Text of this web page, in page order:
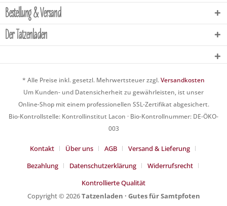
Bestellung & Versand
Der Tatzenladen
* Alle Preise inkl. gesetzl. Mehrwertsteuer zzgl.Versandkosten
Um Kunden- und Datensicherheit zu gewährleisten, ist unser
Online-Shop mit einem professionellen SSL-Zertifikat abgesichert.
Bio-Kontrollstelle: Kontrollinstitut Lacon · Bio-Kontrollnummer: DE-ÖKO-
003
Kontakt Über uns AGB
Versand & Lieferung
Bezahlung
Datenschutzerklärung
Widerrufsrecht
Kontrollierte Qualität
Copyright © 2026Tatzenladen · Gutes für Samtpfoten